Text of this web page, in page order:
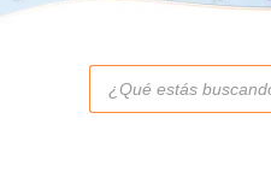
Búsqueda
productos